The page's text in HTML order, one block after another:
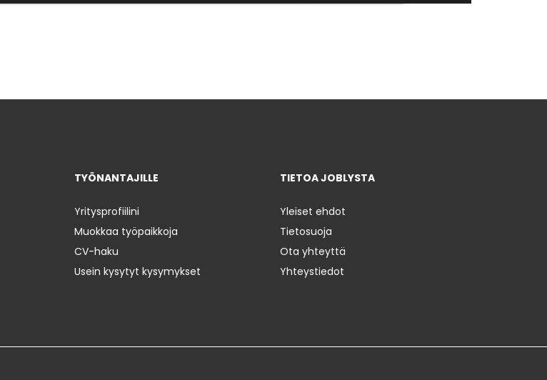
TYÖNANTAJILLE
Yritysprofiilini
Muokkaa työpaikkoja
CV-haku
Usein kysytyt kysymykset
TIETOA JOBLYSTA
Yleiset ehdot
Tietosuoja
Ota yhteyttä
Yhteystiedot